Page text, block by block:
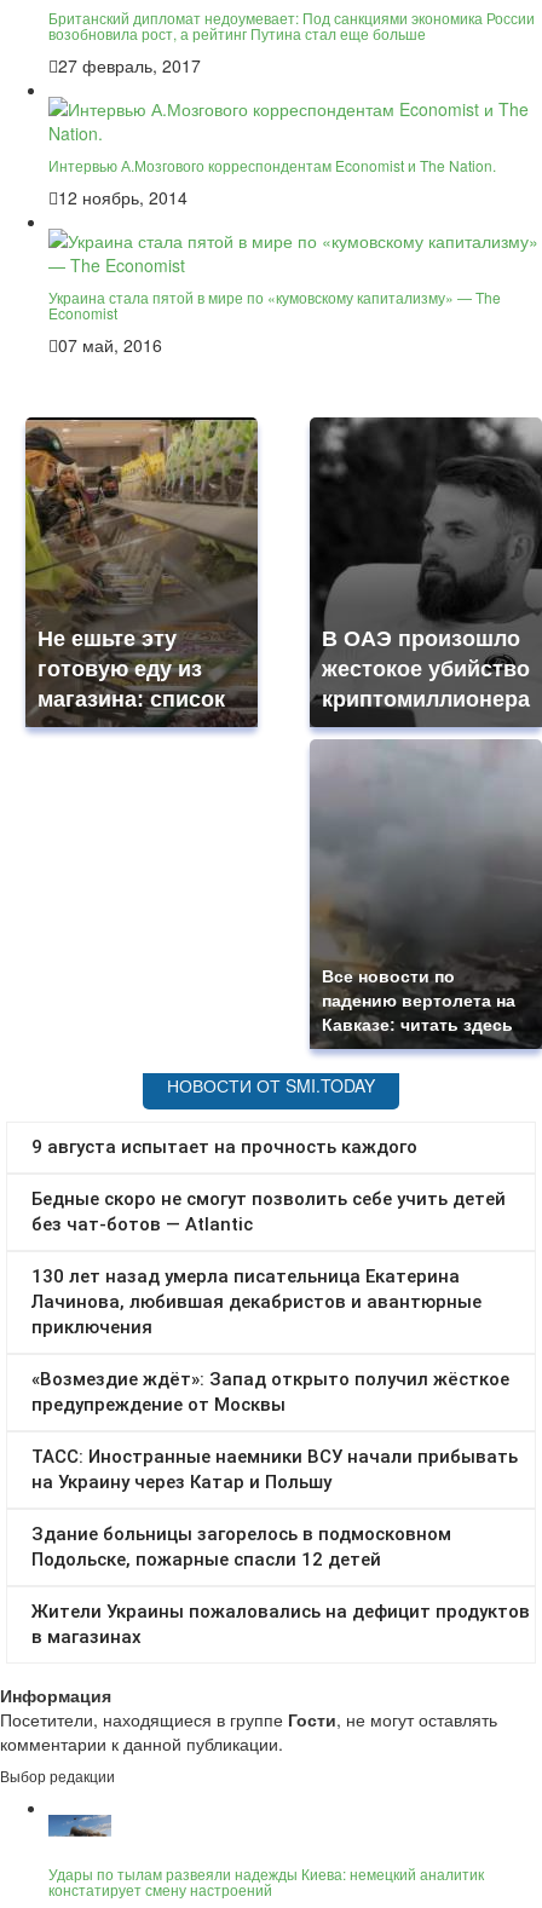
Британский дипломат недоумевает: Под санкциями экономика России
возобновила рост, а рейтинг Путина стал еще больше
27 февраль, 2017
Интервью А.Мозгового корреспондентам Economist и The Nation.
12 ноябрь, 2014
Украина стала пятой в мире по «кумовскому капитализму» — The
Economist
07 май, 2016
Не ешьте эту
готовую еду из
магазина: список
В ОАЭ произошло
жестокое убийство
криптомиллионера
Все новости по
падению вертолета на
Кавказе: читать здесь
Информация
Посетители, находящиеся в группе Гости, не могут оставлять
комментарии к данной публикации.
Выбор редакции
Удары по тылам развеяли надежды Киева: немецкий аналитик
констатирует смену настроений